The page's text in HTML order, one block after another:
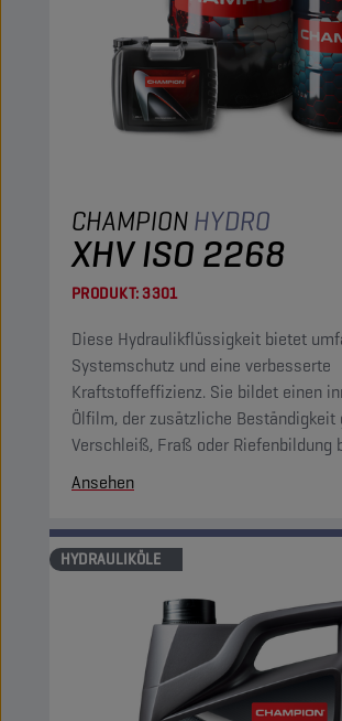
CHAMPIONHYDRO
XHV ISO 2268
PRODUKT:3301
Diese Hydraulikflüssigkeit bietet
Systemschutz und eine verbesserte
Kraftstoffeffizienz. Sie bildet einen
Ölfilm, der zusätzliche Beständigkeit
Verschleiß, Fraß oder Riefenbildung
Ansehen
HYDRAULIKÖLE